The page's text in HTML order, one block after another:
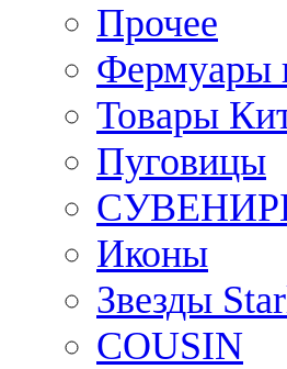
Прочее
Фермуары
Товары
Пуговицы
Иконы
Звезды
COUSIN